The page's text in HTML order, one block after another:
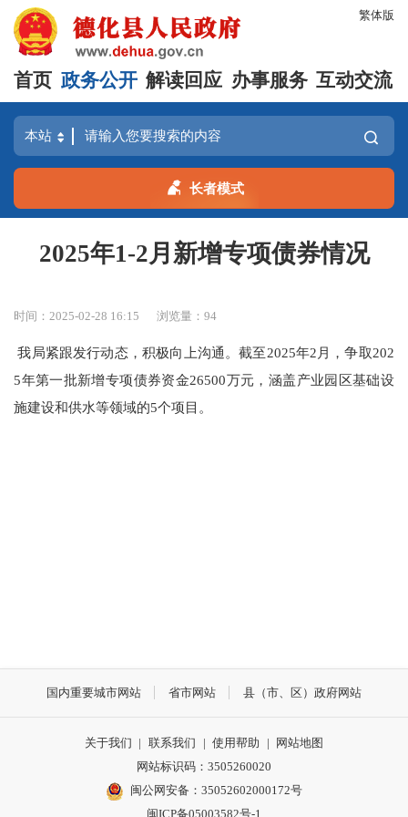
繁体版
首页 政务公开 解读回应 办事服务 互动交流
长者模式
2025年1-2月新增专项债券情况
时间：2025-02-28 16:15 浏览量：94
我局紧跟发行动态，积极向上沟通。截至2025年2月，争取202
5年第一批新增专项债券资金26500万元，涵盖产业园区基础设
施建设和供水等领域的5个项目。
国内重要城市网站 省市网站 县（市、区）政府网站
关于我们 | 联系我们 | 使用帮助 |
网站地图
网站标识码：3505260020
闽公网安备：35052602000172号
闽ICP备05003582号-1